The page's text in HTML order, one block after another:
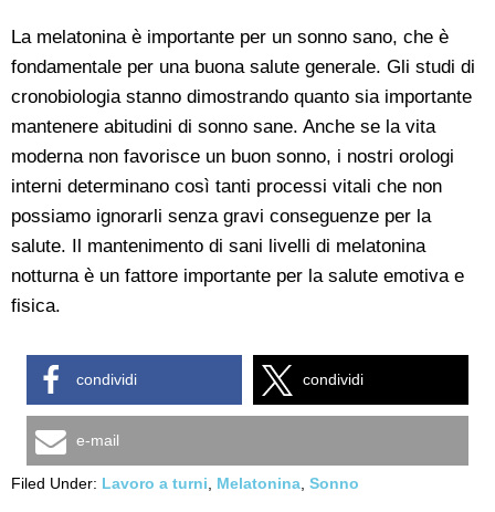
La melatonina è importante per un sonno sano, che è
fondamentale per una buona salute generale. Gli studi di
cronobiologia stanno dimostrando quanto sia importante
mantenere abitudini di sonno sane. Anche se la vita
moderna non favorisce un buon sonno, i nostri orologi
interni determinano così tanti processi vitali che non
possiamo ignorarli senza gravi conseguenze per la
salute. Il mantenimento di sani livelli di melatonina
notturna è un fattore importante per la salute emotiva e
fisica.
condividi condividi
e-mail
Filed Under: Lavoro a turni Melatonina Sonno